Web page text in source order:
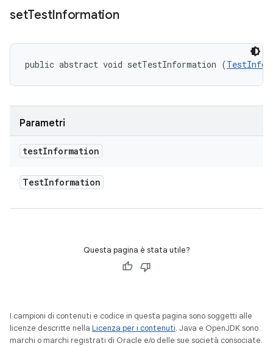
setTestInformation
public abstract void setTestInformation (
Parametri
testInformation
TestInformation
Questa pagina è stata utile?
I campioni di contenuti e codice in questa pagina sono soggetti alle
licenze descritte nella Licenza per i contenuti. Java e OpenJDK sono
marchi o marchi registrati di Oracle e/o delle sue società consociate.